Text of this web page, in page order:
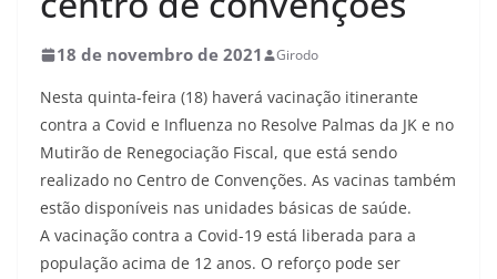
18 de novembro de 2021 Girodo
Nesta quinta-feira (18) haverá vacinação itinerante
contra a Covid e Influenza no Resolve Palmas da JK e no
Mutirão de Renegociação Fiscal, que está sendo
realizado no Centro de Convenções. As vacinas também
estão disponíveis nas unidades básicas de saúde.
A vacinação contra a Covid-19 está liberada para a
população acima de 12 anos. O reforço pode ser